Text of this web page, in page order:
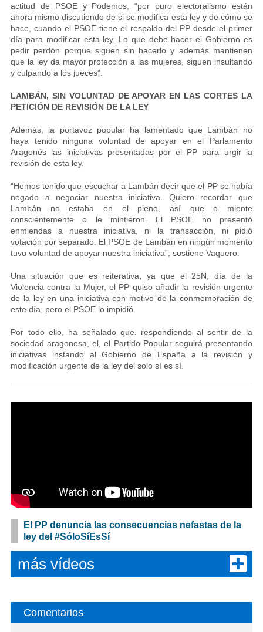
actitud de PSOE y Podemos, “por puro electoralismo están
ahora mismo discutiendo de si se modifica esta ley y de cómo se
hace, cuando el PSOE tiene el respaldo del PP desde el primer
día para modificar esta ley. Lo que debe hacer el Gobierno es
pedir perdón porque siguen sin hacerlo y además mantienen
que la ley da mayor protección a las mujeres, siguen insultando
y culpando a los jueces”.
LAMBÁN, SIN VOLUNTAD DE APOYAR EN LAS CORTES LA
PETICIÓN DE REVISIÓN DE LA LEY
Además, la portavoz popular ha lamentado que Lambán no
haya tenido ninguna voluntad de apoyar en el Parlamento
Aragonés las iniciativas presentadas por el PP para urgir la
revisión de esta ley.
“Hemos tenido que escuchar a Lambán decir que el PP se había
negado a negociar nuestra iniciativa. Quiero recordar que
Lambán no estaba en el pleno, así que o miente
conscientemente o le mintieron. El PSOE no presentó
enmiendas a nuestra iniciativa, ni la transacción, ni pidió
votación por separado. El PSOE de Lambán en ningún momento
tuvo voluntad de apoyar nuestra iniciativa”, sostiene Vaquero.
Una situación que es reiterativa, ya que el 25N, día de la
Violencia contra la Mujer, el PP quiso añadir la revisión urgente
de la ley en una iniciativa con motivo de la conmemoración de
este día, pero el PSOE lo impidió.
Por todo ello, ha señalado que, respondiendo al sentir de la
sociedad aragonesa, el, el Partido Popular seguirá presentando
iniciativas instando al Gobierno de España a la revisión y
modificación urgente de la ley del solo sí es sí.
El PP denuncia las consecuencias nefastas de la
ley del #SóloSíEsSí
más vídeos
Comentarios